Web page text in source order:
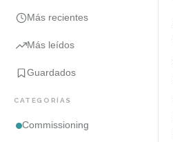
Más recientes
Más leídos
Guardados
CATEGORÍAS
Commissioning